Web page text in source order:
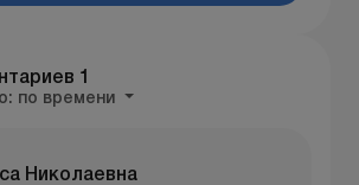
1
по времени
Николаевна